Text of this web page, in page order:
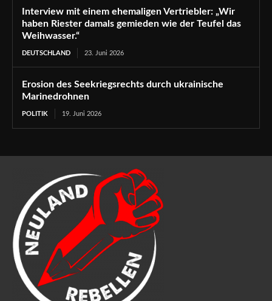
Interview mit einem ehemaligen Vertriebler: „Wir
haben Riester damals gemieden wie der Teufel das
Weihwasser.“
DEUTSCHLAND 23. Juni 2026
Erosion des Seekriegsrechts durch ukrainische
Marinedrohnen
POLITIK 19. Juni 2026